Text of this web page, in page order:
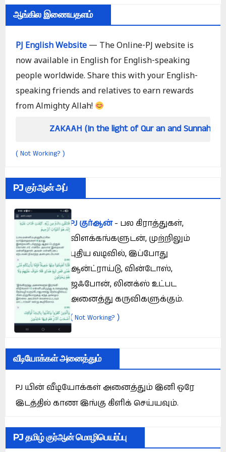
ஆங்கில இணையதளம்
PJ English Website — The Online-PJ website is
now available in English for English-speaking
people worldwide. Share this with your English-
speaking friends and relatives to earn rewards
from Almighty Allah!
ZAKAAH (In the light of Qur an and Sunnah)
( Not Working? )
PJ குர்ஆன் அப்
PJ குர்ஆன்- பல கிராத்துகள்,
விளக்கங்களுடன், முற்றிலும்
புதிய வடிவில், இப்போது
ஆன்ட்ராய்டு, வின்டோஸ்,
ஜஃபோன், லினக்ஸ் உட்பட
அனைத்து கருவிகளுக்கும்.
(Not Working? )
வீடியோக்கள் அனைத்தும்
PJ யின் வீடியோக்கள் அனைத்தும் இனி ஒரே
இடத்தில் காண இங்கு கிளிக் செய்யவும்.
PJ தமிழ் குர்ஆன் மொழிபெயர்ப்பு